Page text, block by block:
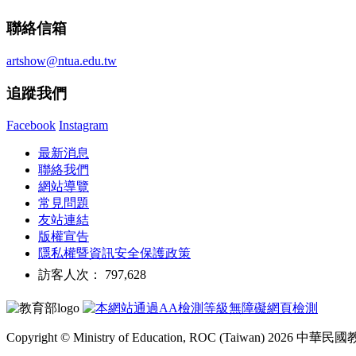
聯絡信箱
artshow@ntua.edu.tw
追蹤我們
Facebook Instagram
最新消息
聯絡我們
網站導覽
常見問題
友站連結
版權宣告
隱私權暨資訊安全保護政策
訪客人次： 797,628
Copyright © Ministry of Education, ROC (Taiwan) 2026 中華民國